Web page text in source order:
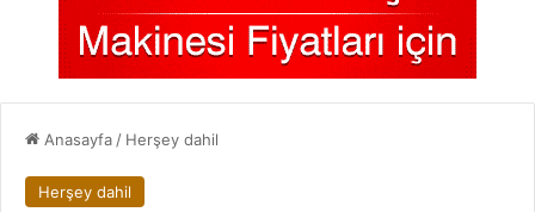
Anasayfa / Herşey dahil
Herşey dahil